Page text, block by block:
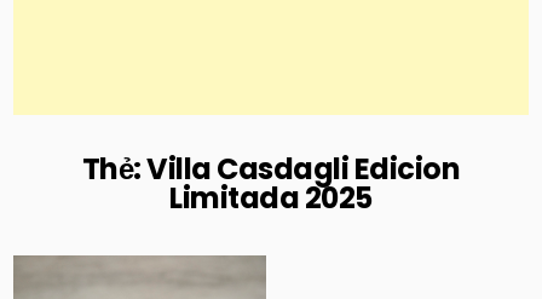
Thẻ:Villa Casdagli Edicion
Limitada 2025